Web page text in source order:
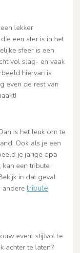
lekker
een ster is in het
sfeer is een
vol slag- en vaak
hiervan is
even de rest van
is het leuk om te
Ook als je een
je jarige opa
een tribute
in dat geval
anderetribute
event stijlvol te
achter te laten?